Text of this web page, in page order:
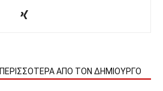
ΠΕΡΙΣΣΟΤΕΡΑ ΑΠΟ ΤΟΝ ΔΗΜΙΟΥΡΓΟ